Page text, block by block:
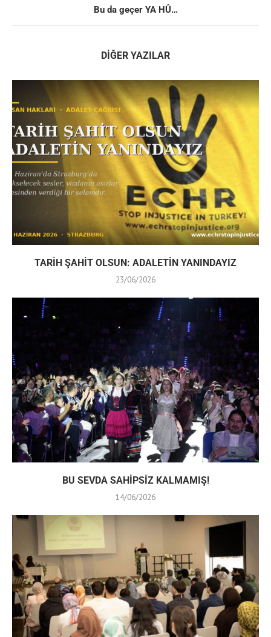
Bu da geçer YA HÛ…
DIĞER YAZILAR
TARİH ŞAHİT OLSUN: ADALETİN YANINDAYIZ
23/06/2026
BU SEVDA SAHİPSİZ KALMAMIŞ!
14/06/2026